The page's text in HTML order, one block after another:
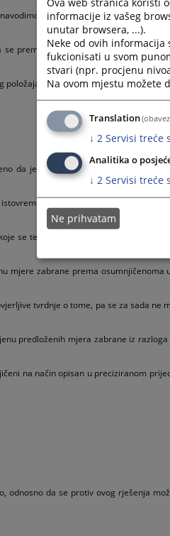
da je dana 20.01.2025
prema osumnjičenom LJ. P izreknu
ili ovlašćenja - iz člana 315.
da je sud analizirajući podnijeti
ispunjenju opšteg i
se tereti, niti priloženi dokazi
mjere zabrane prema
tvrdnje o tome, pa se za sada ne
predloženih mjera zabrane iz
na način opisan u preciziranom
odnosno da se protiv ovog rješenja
informacije iz vašeg
unutar browsera, ...).
Neke od ovih
fukcionisati u svom
stvari (npr. procjenu
Na ovom mjestu možete
Translation
↓ 2 Servisi treće
Analitika o
↓ 2 Servisi treće
Ne prihvatam